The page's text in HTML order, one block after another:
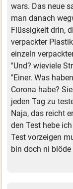
wars. Das neue
man danach
Flüssigkeit drin,
verpackter
einzeln
"Und? wieviele
"Einer. Was
Corona habe?
jeden Tag zu
Naja, das reicht
den Test hebe
Test vorzeigen
bin doch ni